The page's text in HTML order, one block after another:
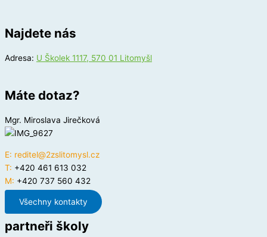
Najdete nás
Adresa: U Školek 1117, 570 01 Litomyšl
Máte dotaz?
Mgr. Miroslava Jirečková
E: reditel@2zslitomysl.cz
T: +420 461 613 032
M: +420 737 560 432
Všechny kontakty
partneři školy